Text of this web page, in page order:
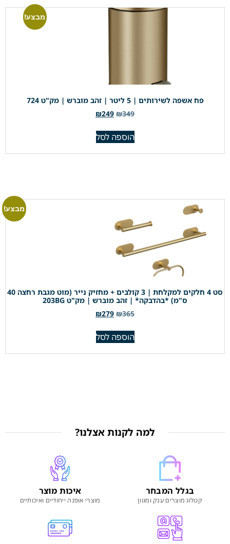
מבצע!
פח אשפה לשירותים | 5 ליטר | זהב מוברש | מק"ט 724
₪349
₪249
הוספה לסל
מבצע!
סט 4 חלקים למקלחת | 3 קולבים + מחזיק נייר (מוט מגבת רחצה 40
ס"מ) *בהדבקה* | זהב מוברש | מק"ט 203BG
₪365
₪279
הוספה לסל
למה לקנות אצלנו?
בגלל המבחר
קטלוג מוצרים ענק ומגוון
איכות מוצר
מוצרי אופנה ייחודיים ואיכותיים